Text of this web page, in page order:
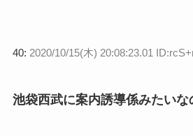
40: 2020/10/15(木) 20:08:23.01
池袋西武に案内誘導係みたいな